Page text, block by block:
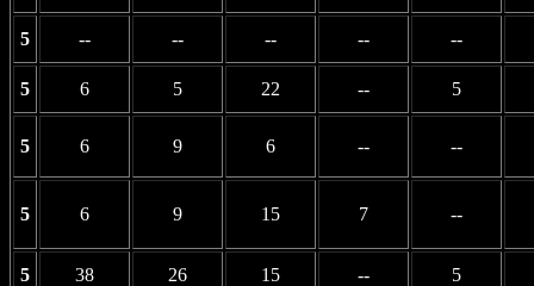
5 -- -- -- -- --
5 6 5 22 -- 5
5 6 9 6 -- --
5 6 9 15 7 --
5 38 26 15 -- 5